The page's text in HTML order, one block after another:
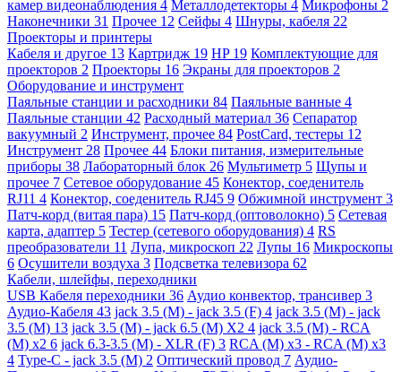
камер видеонаблюдения 4 Металлодетекторы 4 Микрофоны 2
Наконечники 31 Прочее 12 Сейфы 4 Шнуры, кабеля 22
Проекторы и принтеры
Кабеля и другое 13 Картридж 19 HP 19 Комплектующие для
проекторов 2 Проекторы 16 Экраны для проекторов 2
Оборудование и инструмент
Паяльные станции и расходники 84 Паяльные ванные 4
Паяльные станции 42 Расходный материал 36 Сепаратор
вакуумный 2 Инструмент, прочее 84 PostCard, тестеры 12
Инструмент 28 Прочее 44 Блоки питания, измерительные
приборы 38 Лабораторный блок 26 Мультиметр 5 Щупы и
прочее 7 Сетевое оборудование 45 Конектор, соеденитель
RJ11 4 Конектор, соеденитель RJ45 9 Обжимной инструмент 3
Патч-корд (витая пара) 15 Патч-корд (оптоволокно) 5 Сетевая
карта, адаптер 5 Тестер (сетевого оборудования) 4 RS
преобразователи 11 Лупа, микроскоп 22 Лупы 16 Микроскопы
6 Осушители воздуха 3 Подсветка телевизора 62
Кабели, шлейфы, переходники
USB Кабеля переходники 36 Аудио конвектор, трансивер 3
Аудио-Кабеля 43 jack 3.5 (M) - jack 3.5 (F) 4 jack 3.5 (M) - jack
3.5 (M) 13 jack 3.5 (M) - jack 6.5 (M) X2 4 jack 3.5 (M) - RCA
(M) x2 6 jack 6.3-3.5 (M) - XLR (F) 3 RCA (M) x3 - RCA (M) x3
4 Type-C - jack 3.5 (M) 2 Оптический провод 7 Аудио-